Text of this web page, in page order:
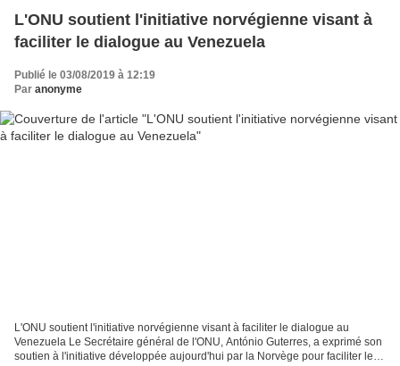
L'ONU soutient l'initiative norvégienne visant à
faciliter le dialogue au Venezuela
Publié le 03/08/2019 à 12:19
Par anonyme
L'ONU soutient l'initiative norvégienne visant à faciliter le dialogue au
Venezuela Le Secrétaire général de l'ONU, António Guterres, a exprimé son
soutien à l'initiative développée aujourd'hui par la Norvège pour faciliter le